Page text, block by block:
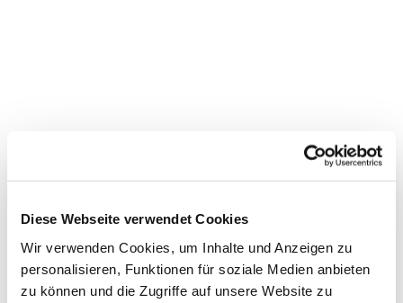
Diese Webseite verwendet Cookies
Wir verwenden Cookies, um Inhalte und Anzeigen zu
personalisieren, Funktionen für soziale Medien anbieten
zu können und die Zugriffe auf unsere Website zu